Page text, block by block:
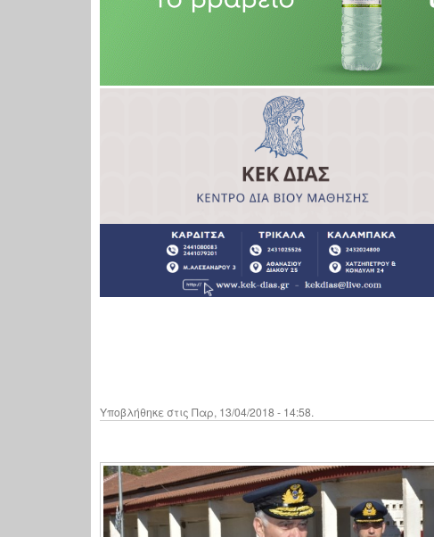
Υποβλήθηκε στις Παρ, 13/04/2018 - 14:58.